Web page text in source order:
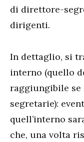
di direttore-
dirigenti.
In dettaglio, si
interno (quello
raggiungibile
segretarie):
quell’interno
che, una volta